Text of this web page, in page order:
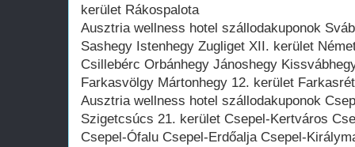
kerület Rákospalota
Ausztria wellness hotel szállodakuponok
Sashegy Istenhegy Zugliget XII. kerület
Csillebérc Orbánhegy Jánoshegy
Farkasvölgy Mártonhegy 12. kerület Farkasrét
Ausztria wellness hotel szállodakuponok
Szigetcsúcs 21. kerület Csepel-Kertváros
Csepel-Ófalu Csepel-Erdőalja Csepel-